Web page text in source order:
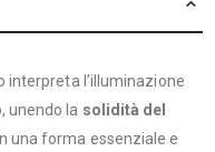
interpreta l’illuminazione
unendo la solidità del
una forma essenziale e